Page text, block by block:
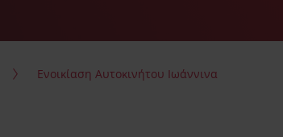
Ενοικίαση Αυτοκινήτου Ιωάννινα